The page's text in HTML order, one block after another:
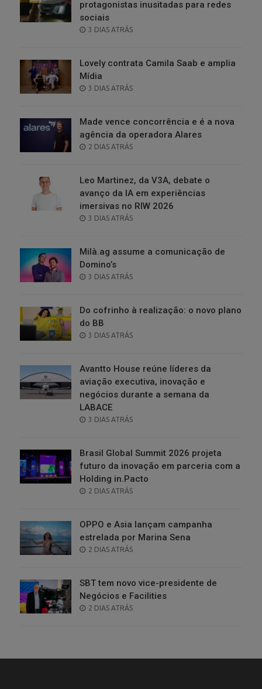
protagonistas inusitadas para redes
sociais
POSTED
3 DIAS ATRÁS
Lovely contrata Camila Saab e amplia
Mídia
POSTED
3 DIAS ATRÁS
Made vence concorrência e é a nova
agência da operadora Alares
POSTED
2 DIAS ATRÁS
Leo Martinez, da V3A, debate o
avanço da IA em experiências
imersivas no RIW 2026
POSTED
3 DIAS ATRÁS
Milà.ag assume a comunicação de
Domino’s
POSTED
3 DIAS ATRÁS
Do cofrinho à realização: o novo plano
do BB
POSTED
3 DIAS ATRÁS
Avantto House reúne líderes da
aviação executiva, inovação e
negócios durante a semana da
LABACE
POSTED
3 DIAS ATRÁS
Brasil Global Summit 2026 projeta
futuro da inovação em parceria com a
Holding in.Pacto
POSTED
2 DIAS ATRÁS
OPPO e Asia lançam campanha
estrelada por Marina Sena
POSTED
2 DIAS ATRÁS
SBT tem novo vice-presidente de
Negócios e Facilities
POSTED
2 DIAS ATRÁS